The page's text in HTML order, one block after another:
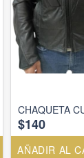
CHAQUETA
$140
AÑADIR AL